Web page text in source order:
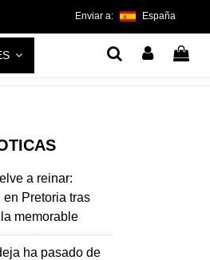
Enviar a: España
a reinar:
en Pretoria tras
memorable
ha pasado de